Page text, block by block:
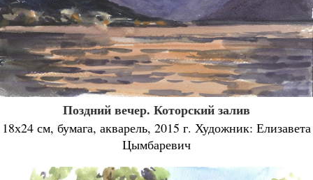
Поздний вечер. Которский залив
18х24 см, бумага, акварель, 2015 г. Художник: Елизавета
Цымбаревич